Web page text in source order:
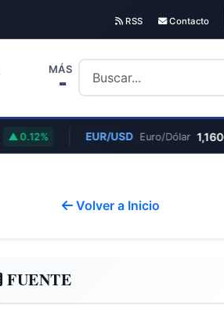
RSS Contacto
MÁS
0.12% EUR/USD Euro/Dólar 1,1600
Volver a Inicio
FUENTE